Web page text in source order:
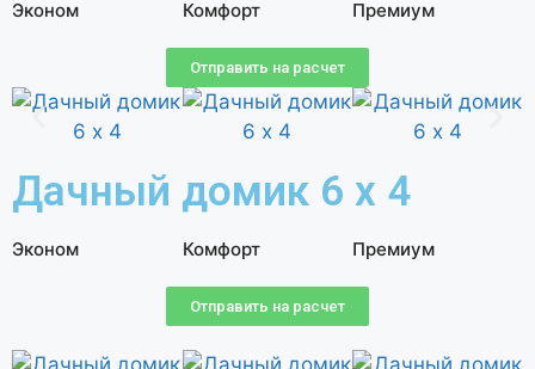
Эконом Комфорт Премиум
Отправить на расчет
Дачный домик 6 х 4
Эконом Комфорт Премиум
Отправить на расчет